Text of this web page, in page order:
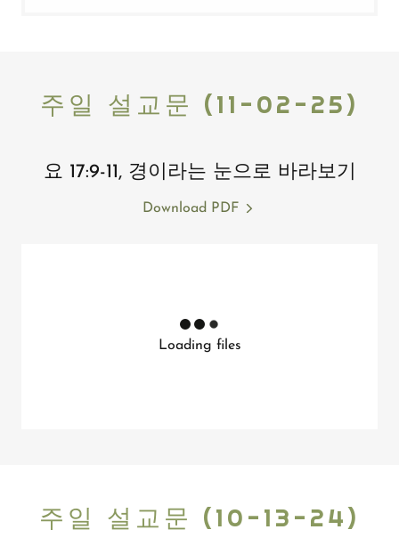
주일 설교문 (11-02-25)
요 17:9-11, 경이라는 눈으로 바라보기
Download PDF
Loading files
주일 설교문 (10-13-24)